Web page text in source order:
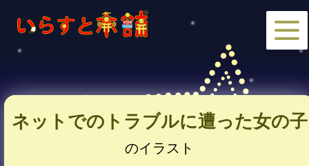
ネットでのトラブルに遭った女の子
のイラスト